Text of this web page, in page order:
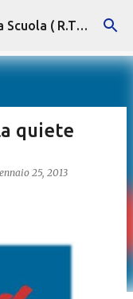
Regolarità e Trasparenza nella Scuola ( R.T.S. )
quiete
25, 2013